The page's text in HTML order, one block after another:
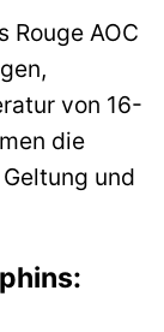
Rouge AOC
von 16-
die
und